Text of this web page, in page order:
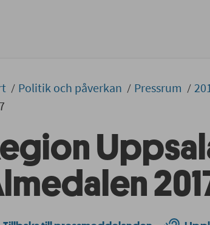
Politik och påverkan Pressrum